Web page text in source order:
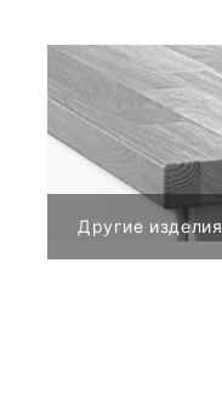
Другие изделия